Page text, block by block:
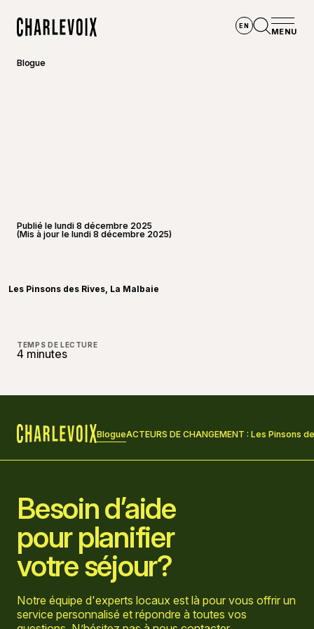
EN
MENU
Blogue
Publié le lundi 8 décembre 2025
(Mis à jour le lundi 8 décembre 2025)
Les Pinsons des Rives, La Malbaie
TEMPS DE LECTURE
4 minutes
BlogueACTEURS DE CHANGEMENT : Les Pinsons
Besoin d’aide
pour planifier
votre séjour?
Notre équipe d'experts locaux est là pour vous offrir un
service personnalisé et répondre à toutes vos